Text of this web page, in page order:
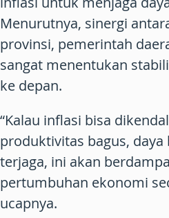
Menurutnya, sinergi
provinsi, pemerintah
sangat menentukan
ke depan.
“Kalau inflasi bisa
produktivitas bagus,
terjaga, ini akan
pertumbuhan ekonomi
ucapnya.